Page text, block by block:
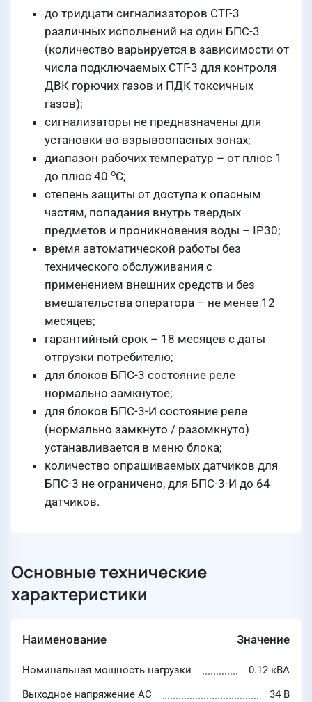
до тридцати сигнализаторов СТГ-3
различных исполнений на один БПС-3
(количество варьируется в зависимости от
числа подключаемых СТГ-3 для контроля
ДВК горючих газов и ПДК токсичных
газов);
сигнализаторы не предназначены для
установки во взрывоопасных зонах;
диапазон рабочих температур – от плюс 1
до плюс 40 оС;
степень защиты от доступа к опасным
частям, попадания внутрь твердых
предметов и проникновения воды – IP30;
время автоматической работы без
технического обслуживания с
применением внешних средств и без
вмешательства оператора – не менее 12
месяцев;
гарантийный срок – 18 месяцев с даты
отгрузки потребителю;
для блоков БПС-3 состояние реле
нормально замкнутое;
для блоков БПС-3-И состояние реле
(нормально замкнуто / разомкнуто)
устанавливается в меню блока;
количество опрашиваемых датчиков для
БПС-3 не ограничено, для БПС-3-И до 64
датчиков.
Основные технические
характеристики
Наименование Значение
Номинальная мощность нагрузки
0.12 кВА
Выходное напряжение AC
34 В